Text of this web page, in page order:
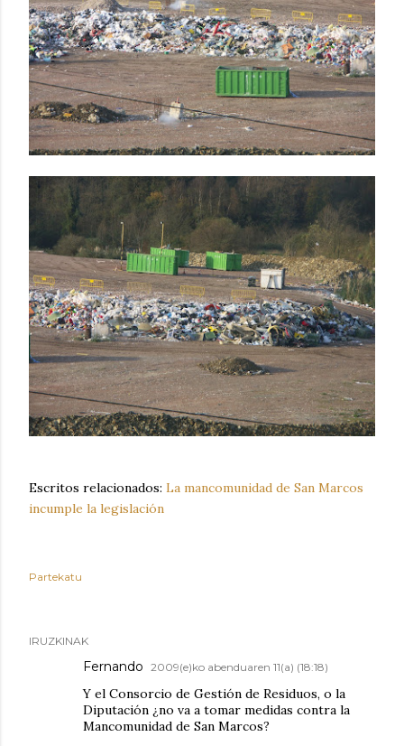
Escritos relacionados: La mancomunidad de San Marcos
incumple la legislación
Partekatu
IRUZKINAK
Fernando 2009(e)ko abenduaren 11(a) (18:18)
Y el Consorcio de Gestión de Residuos, o la
Diputación ¿no va a tomar medidas contra la
Mancomunidad de San Marcos?